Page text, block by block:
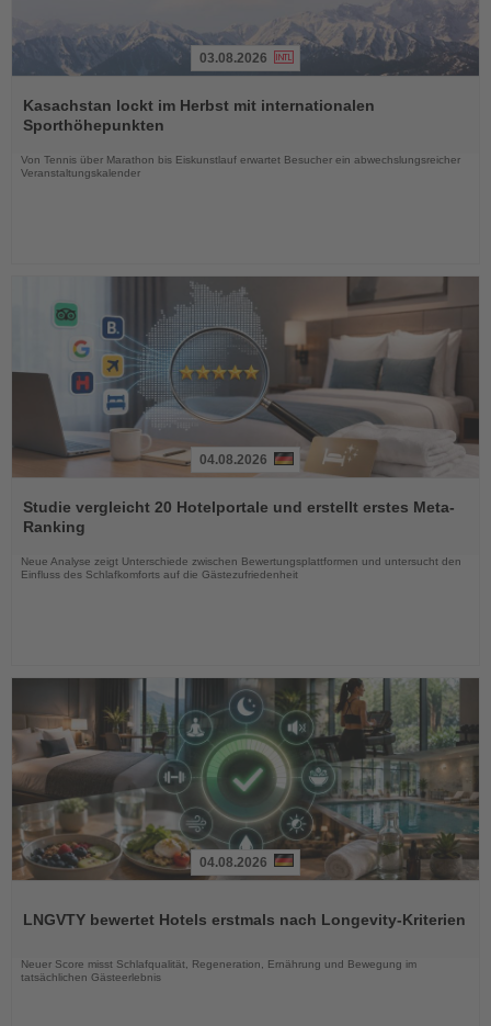
Sie
die
Nachrichten
03.08.2026
Kasachstan lockt im Herbst mit internationalen
Sporthöhepunkten
Von Tennis über Marathon bis Eiskunstlauf erwartet Besucher ein abwechslungsreicher
Veranstaltungskalender
Sie
die
Nachrichten
04.08.2026
Studie vergleicht 20 Hotelportale und erstellt erstes Meta-
Ranking
Neue Analyse zeigt Unterschiede zwischen Bewertungsplattformen und untersucht den
Einfluss des Schlafkomforts auf die Gästezufriedenheit
die
04.08.2026
LNGVTY bewertet Hotels erstmals nach Longevity-Kriterien
Neuer Score misst Schlafqualität, Regeneration, Ernährung und Bewegung im
tatsächlichen Gästeerlebnis